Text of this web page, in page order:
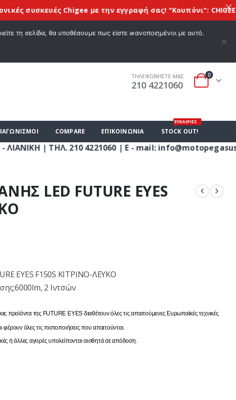
ΕΠΙΘΥΜΙΏΝ Ο ΛΟΓΑΡΙΑΣΜΌΣ ΜΟΥ ΚΑΛΆΘΙ ΑΓΟΡΏΝ ΣΎΝΔΕΣΗ
ΤΗΛΕΦΩΝΗΣΤΕ ΜΑΣ
210 4221060
0
COMPARE ΕΠΙΚΟΙΝΩΝΊΑ STOCK OUT!
ΕΥΚΑΙΡΙΕΣ
4221060 | E - mail: info@motopegasus.com |
LED FUTURE EYES
EYES F150S ΚΙΤΡΙΝΟ-ΛΕΥΚΟ
2 Ιντσών
προϊόντα της FUTURE EYES διαθέτουν όλες τις απαιτούμενες Ευρωπαϊκές τεχνικές
όλες τις πιστοποιήσεις που απαιτούνται.
ή άλλες αγορές υπολείπονται αισθητά σε απόδοση.
Chigeeμε την εγγραφή σας! "Kουπόνι": CHIGEE10
τη σελίδα, θα υποθέσουμε πως είστε ικανοποιημένοι με αυτό.